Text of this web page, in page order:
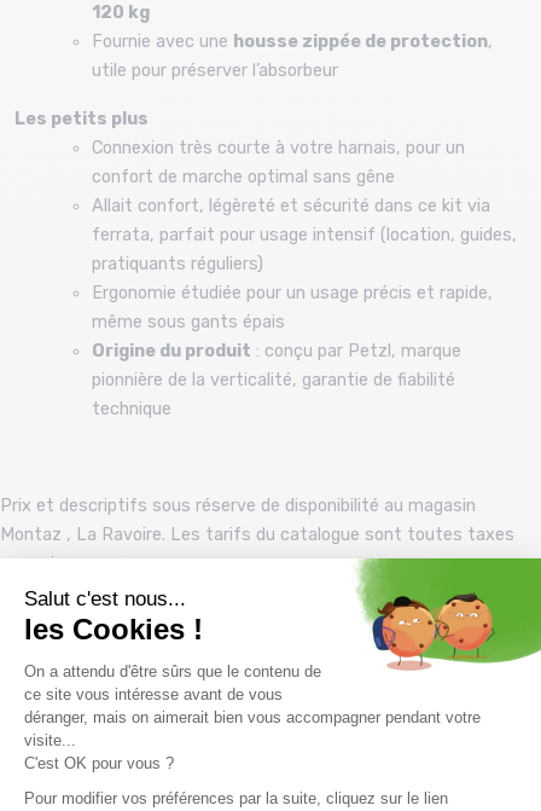
120 kg
Fournie avec une housse zippée de protection,
utile pour préserver l’absorbeur
Les petits plus
Connexion très courte à votre harnais, pour un
confort de marche optimal sans gêne
Allait confort, légèreté et sécurité dans ce kit via
ferrata, parfait pour usage intensif (location, guides,
pratiquants réguliers)
Ergonomie étudiée pour un usage précis et rapide,
même sous gants épais
Origine du produit : conçu par Petzl, marque
pionnière de la verticalité, garantie de fiabilité
technique
Prix et descriptifs sous réserve de disponibilité au magasin
Montaz , La Ravoire. Les tarifs du catalogue sont toutes taxes
comprises.
Produits complémentaires